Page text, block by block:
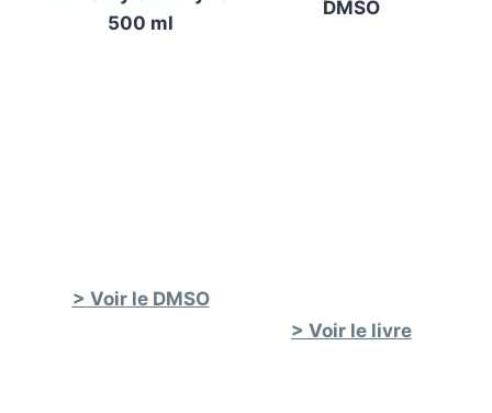
500 ml
DMSO
> Voir le DMSO
> Voir le livre